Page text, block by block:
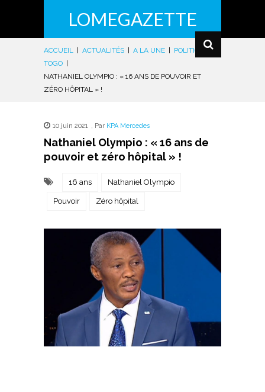
LOMEGAZETTE
ACCUEIL ACTUALITÉS A LA UNE POLITIQUE |
TOGO
NATHANIEL OLYMPIO : « 16 ANS DE POUVOIR ET
ZÉRO HÔPITAL » !
10 juin 2021 , Par KPA Mercedes
Nathaniel Olympio : « 16 ans de
pouvoir et zéro hôpital » !
16 ans Nathaniel Olympio
Pouvoir Zéro hôpital